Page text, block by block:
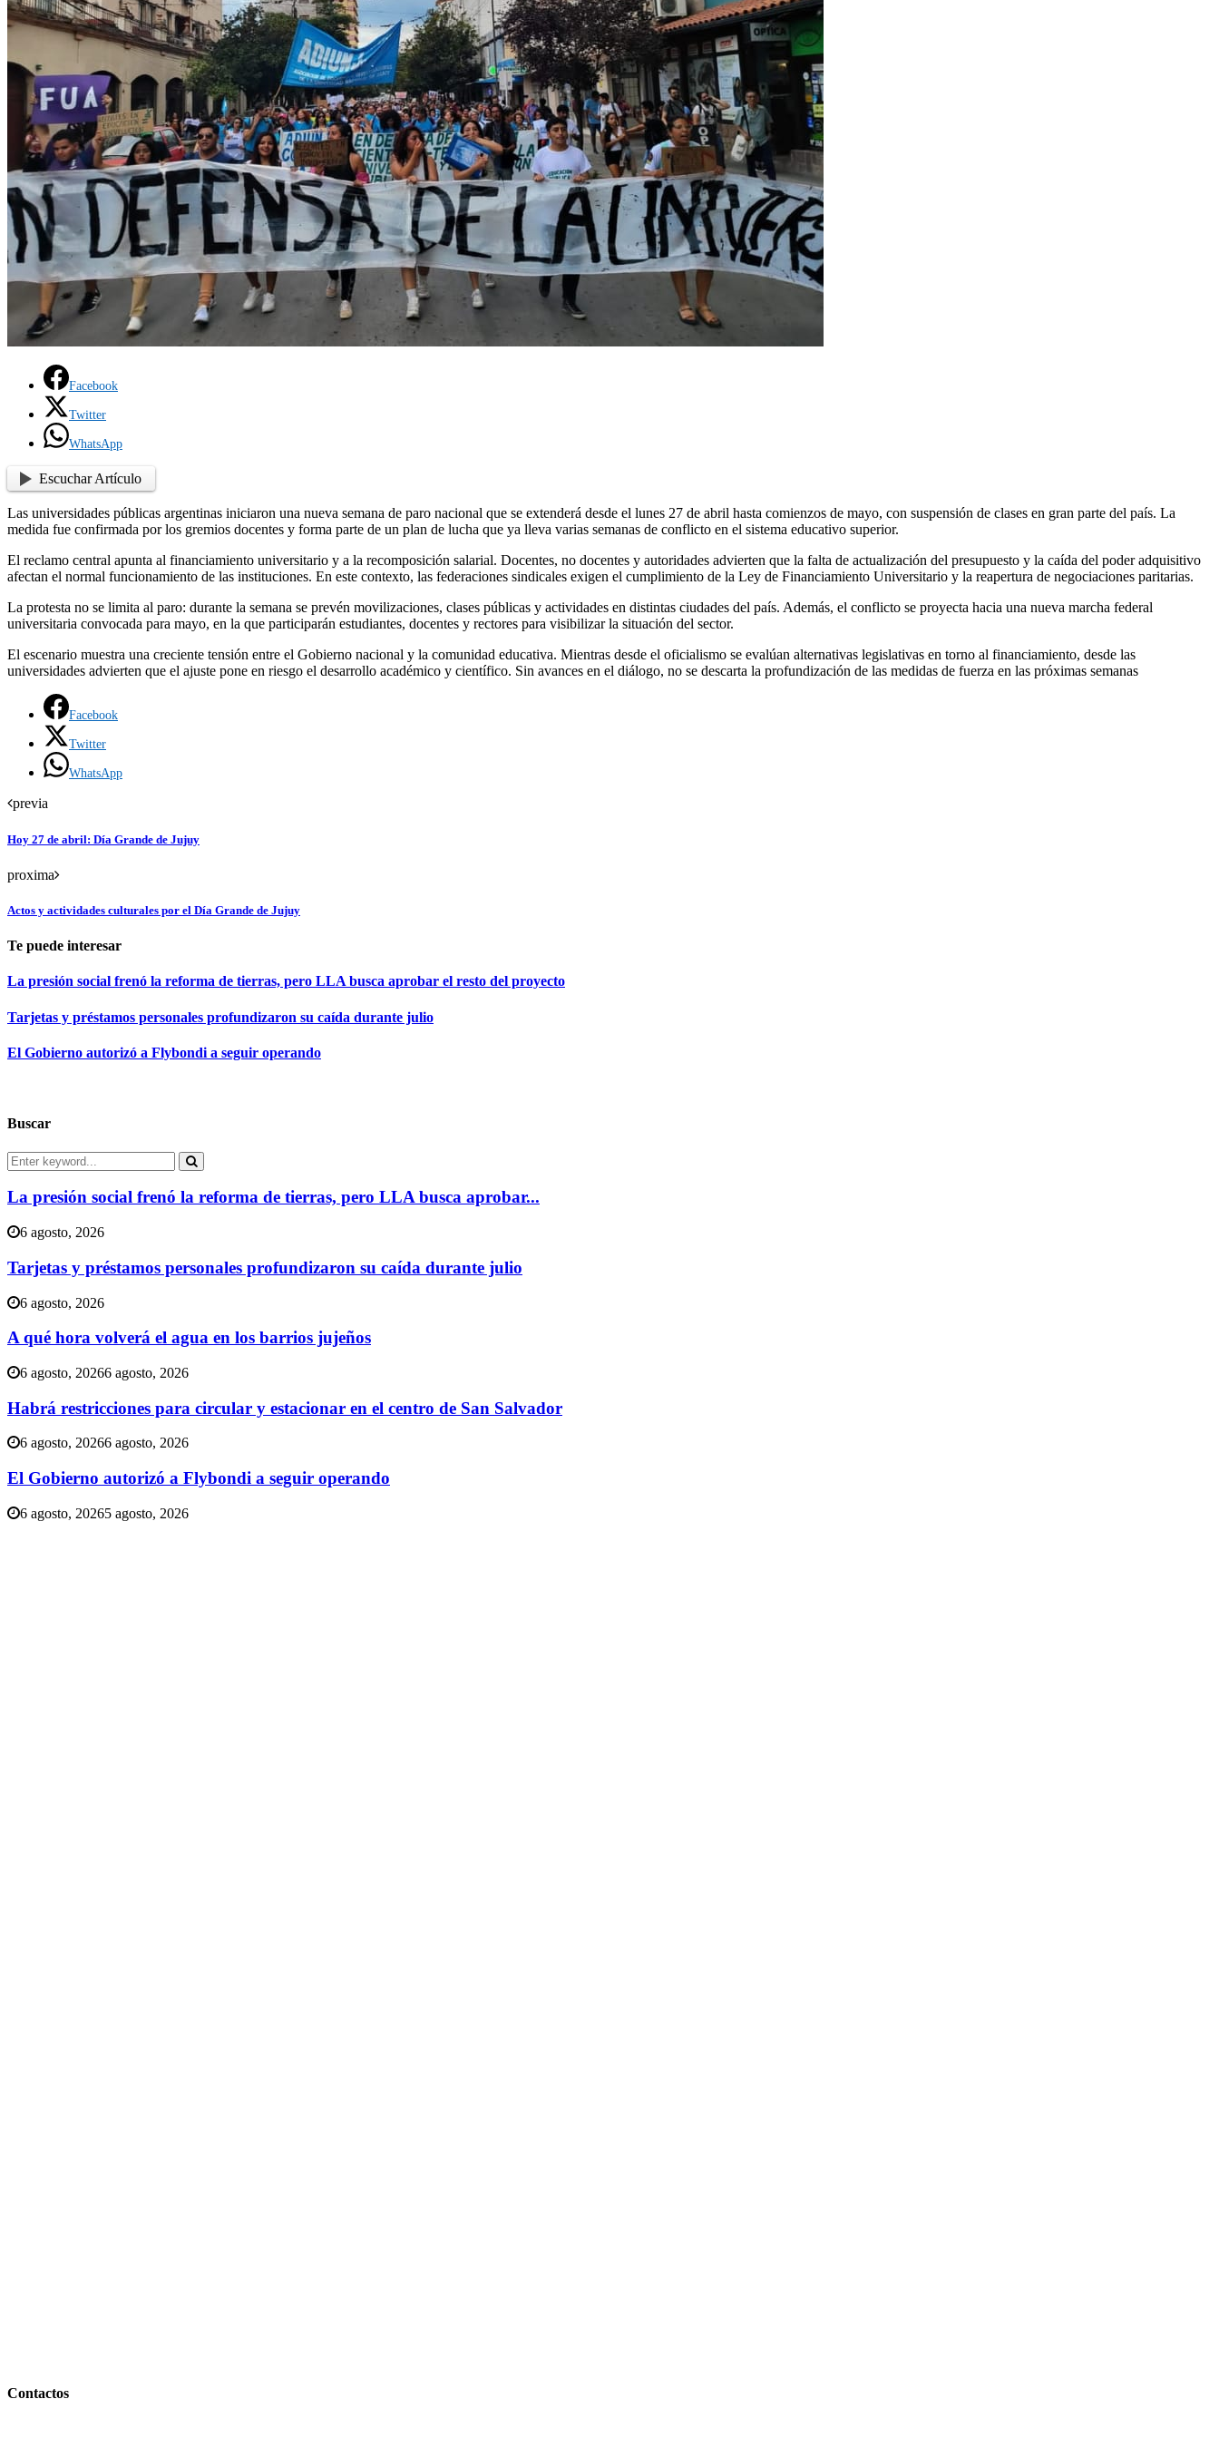
Facebook
Twitter
WhatsApp
Escuchar Artículo
Las universidades públicas argentinas iniciaron una nueva semana de paro nacional que se extenderá desde el lunes 27 de abril hasta comienzos de mayo, con suspensión de clases en gran parte del país. La
medida fue confirmada por los gremios docentes y forma parte de un plan de lucha que ya lleva varias semanas de conflicto en el sistema educativo superior.
El reclamo central apunta al financiamiento universitario y a la recomposición salarial. Docentes, no docentes y autoridades advierten que la falta de actualización del presupuesto y la caída del poder adquisitivo
afectan el normal funcionamiento de las instituciones. En este contexto, las federaciones sindicales exigen el cumplimiento de la Ley de Financiamiento Universitario y la reapertura de negociaciones paritarias.
La protesta no se limita al paro: durante la semana se prevén movilizaciones, clases públicas y actividades en distintas ciudades del país. Además, el conflicto se proyecta hacia una nueva marcha federal
universitaria convocada para mayo, en la que participarán estudiantes, docentes y rectores para visibilizar la situación del sector.
El escenario muestra una creciente tensión entre el Gobierno nacional y la comunidad educativa. Mientras desde el oficialismo se evalúan alternativas legislativas en torno al financiamiento, desde las
universidades advierten que el ajuste pone en riesgo el desarrollo académico y científico. Sin avances en el diálogo, no se descarta la profundización de las medidas de fuerza en las próximas semanas
Facebook
Twitter
WhatsApp
previa
Hoy 27 de abril: Día Grande de Jujuy
proxima
Actos y actividades culturales por el Día Grande de Jujuy
Te puede interesar
La presión social frenó la reforma de tierras, pero LLA busca aprobar el resto del proyecto
Tarjetas y préstamos personales profundizaron su caída durante julio
El Gobierno autorizó a Flybondi a seguir operando
Buscar
Search
for:
Search
La presión social frenó la reforma de tierras, pero LLA busca aprobar...
6 agosto, 2026
Tarjetas y préstamos personales profundizaron su caída durante julio
6 agosto, 2026
A qué hora volverá el agua en los barrios jujeños
6 agosto, 20266 agosto, 2026
Habrá restricciones para circular y estacionar en el centro de San Salvador
6 agosto, 20266 agosto, 2026
El Gobierno autorizó a Flybondi a seguir operando
6 agosto, 20265 agosto, 2026
Contactos